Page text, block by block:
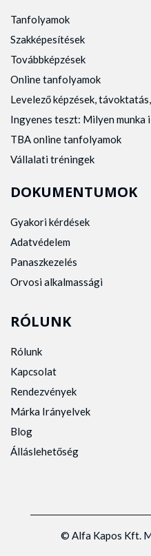
Tanfolyamok
Szakképesítések
Továbbképzések
Online tanfolyamok
Levelező képzések,
Ingyenes teszt: Milyen munka
TBA online tanfolyamok
Vállalati tréningek
DOKUMENTUMOK
Gyakori kérdések
Adatvédelem
Panaszkezelés
Orvosi alkalmassági
RÓLUNK
Rólunk
Kapcsolat
Rendezvények
Márka Irányelvek
Blog
Álláslehetőség
© Alfa Kapos Kft.